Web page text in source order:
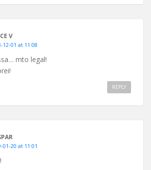
V
12-01 at 11:08
mto legal!
REPLY
01-20 at 11:01